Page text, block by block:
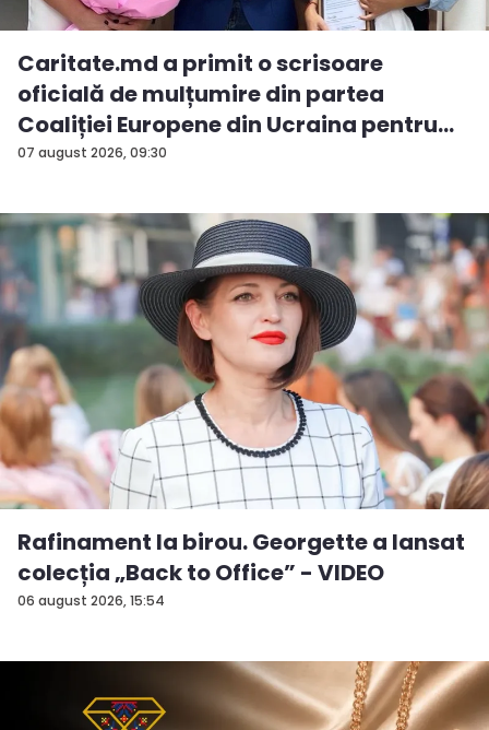
07 august 2026, 09:30
Caritate.md a primit o scrisoare
oficială de mulțumire din partea
Coaliției Europene din Ucraina pentru
sp...
06 august 2026, 15:54
Rafinament la birou. Georgette a lansat
colecția „Back to Office” - VIDEO